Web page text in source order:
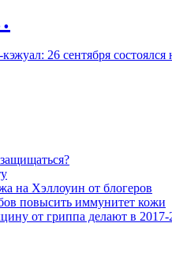
26 сентября
на Хэллоуин от блогеров
повысить иммунитет кожи
от гриппа делают в 2017-